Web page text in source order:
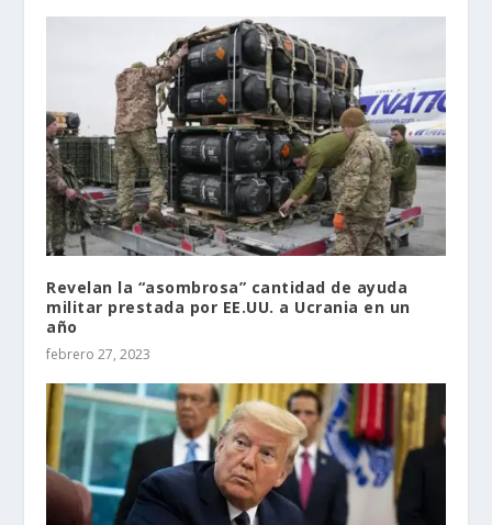
Revelan la “asombrosa” cantidad de ayuda
militar prestada por EE.UU. a Ucrania en un
año
febrero 27, 2023